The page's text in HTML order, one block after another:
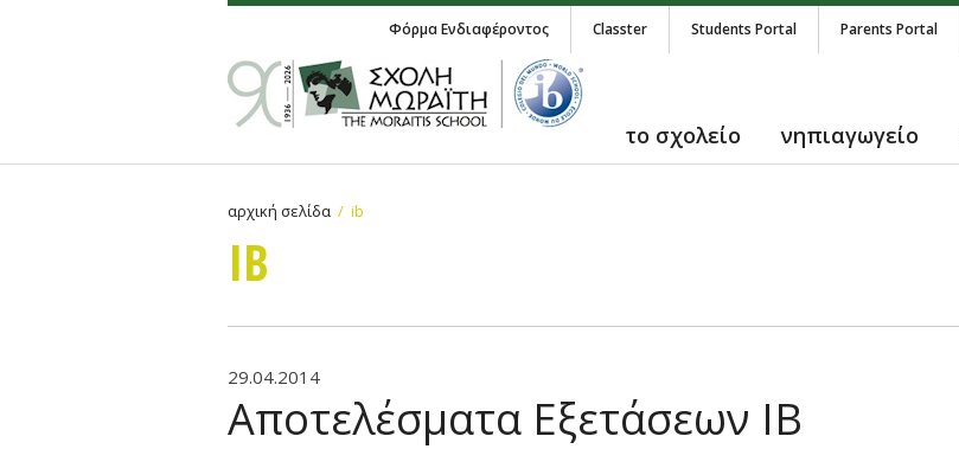
Φόρμα Ενδιαφέροντος Classter Students Portal Parents Portal
το σχολείο νηπιαγωγείο
αρχική σελίδα ib
IB
29.04.2014
Αποτελέσματα Εξετάσεων IB